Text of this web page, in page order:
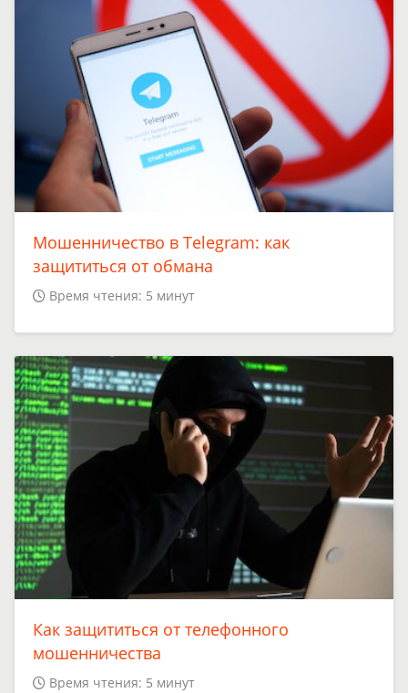
Мошенничество в Telegram: как
защититься от обмана
Время чтения: 5 минут
Как защититься от телефонного
мошенничества
Время чтения: 5 минут